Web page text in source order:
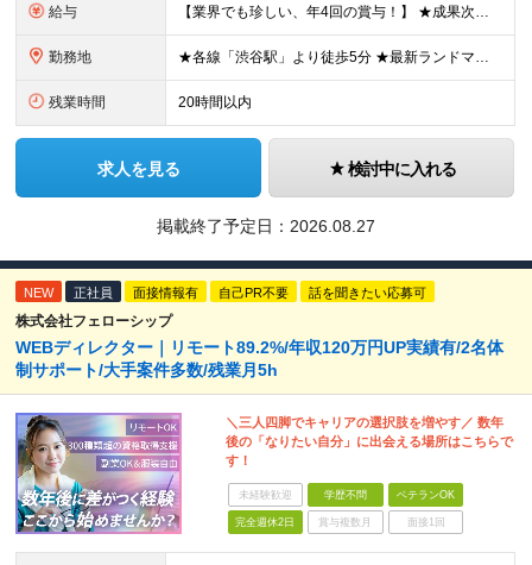
給与 【業界でも珍しい、年4回の賞与！】 ★成果次第でスピード昇給可 →20代で年収700万〜900万超も！ ■未経験：月給26〜30万円＋賞与年4回（業績による）＋各種手当 ※経験・スキルを考慮して決定
勤務地 ★各線「渋谷駅」より徒歩5分 ★最新ランドマークオフィスです！ ★転勤はありません 【本社】 東京都渋谷区道玄坂2-25-12 道玄坂通 dogenzaka-dori 5階 ※(変更の範囲)上記を除
残業時間 20時間以内
求人を見る 検討中に入れる
掲載終了予定日： 2026.08.27
NEW 正社員 面接情報有 自己PR不要 話を聞きたい応募可
株式会社フェローシップ
WEBディレクター｜リモート89.2%/年収120万円UP実績有/2名体
制サポート/大手案件多数/残業月5h
＼三人四脚でキャリアの選択肢を増やす／ 数年
後の「なりたい自分」に出会える場所はこちらで
す！
未経験歓迎 学歴不問 ベテランOK
完全週休2日 賞与複数月 面接1回